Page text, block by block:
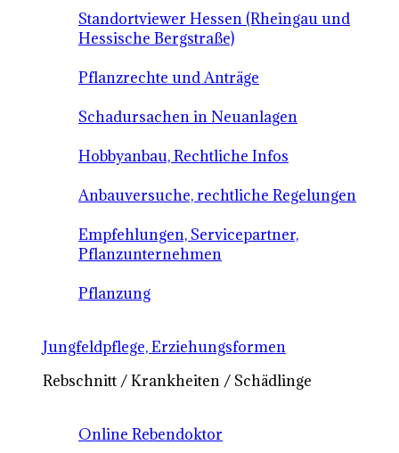
Standortviewer Hessen (Rheingau und
Hessische Bergstraße)
Pflanzrechte und Anträge
Schadursachen in Neuanlagen
Hobbyanbau, Rechtliche Infos
Anbauversuche, rechtliche Regelungen
Empfehlungen, Servicepartner,
Pflanzunternehmen
Pflanzung
Jungfeldpflege, Erziehungsformen
Rebschnitt / Krankheiten / Schädlinge
Online Rebendoktor